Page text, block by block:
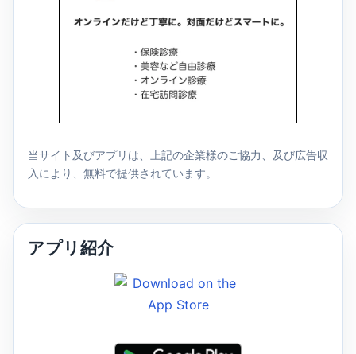
当サイト及びアプリは、上記の企業様のご協力、及び広告収
入により、無料で提供されています。
アプリ紹介